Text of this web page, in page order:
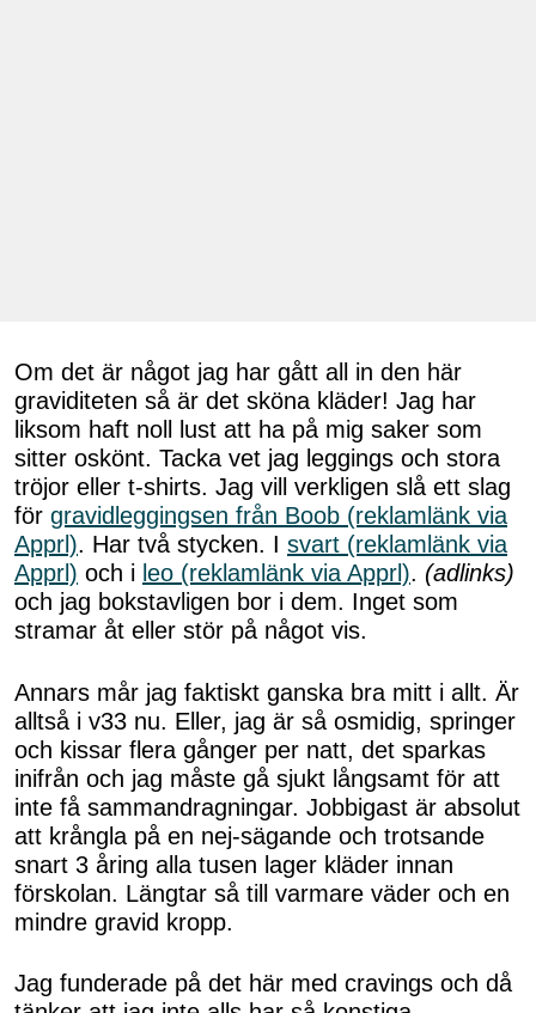
Om det är något jag har gått all in den här
graviditeten så är det sköna kläder! Jag har
liksom haft noll lust att ha på mig saker som
sitter oskönt. Tacka vet jag leggings och stora
tröjor eller t-shirts. Jag vill verkligen slå ett slag
för gravidleggingsen från Boob (reklamlänk via
Apprl). Har två stycken. I svart (reklamlänk via
Apprl) och i leo (reklamlänk via Apprl). (adlinks)
och jag bokstavligen bor i dem. Inget som
stramar åt eller stör på något vis.
Annars mår jag faktiskt ganska bra mitt i allt. Är
alltså i v33 nu. Eller, jag är så osmidig, springer
och kissar flera gånger per natt, det sparkas
inifrån och jag måste gå sjukt långsamt för att
inte få sammandragningar. Jobbigast är absolut
att krångla på en nej-sägande och trotsande
snart 3 åring alla tusen lager kläder innan
förskolan. Längtar så till varmare väder och en
mindre gravid kropp.
Jag funderade på det här med cravings och då